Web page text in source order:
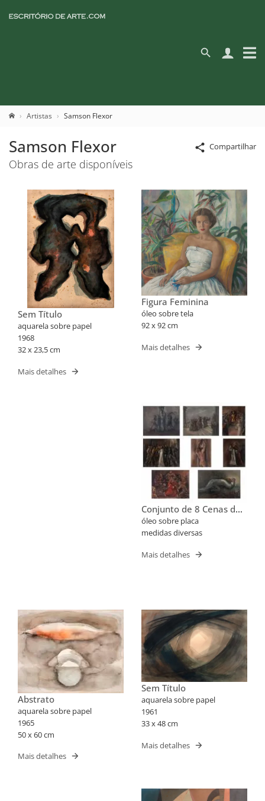
Artistas Samson Flexor
Compartilhar
Samson Flexor
Obras de arte disponíveis
Sem Título
aquarela sobre papel
1968
32 x 23,5 cm
Mais detalhes
Figura Feminina
óleo sobre tela
92 x 92 cm
Mais detalhes
Conjunto de 8 Cenas da
Via Sacra
óleo sobre placa
medidas diversas
Mais detalhes
Abstrato
aquarela sobre papel
1965
50 x 60 cm
Mais detalhes
Sem Título
aquarela sobre papel
1961
33 x 48 cm
Mais detalhes